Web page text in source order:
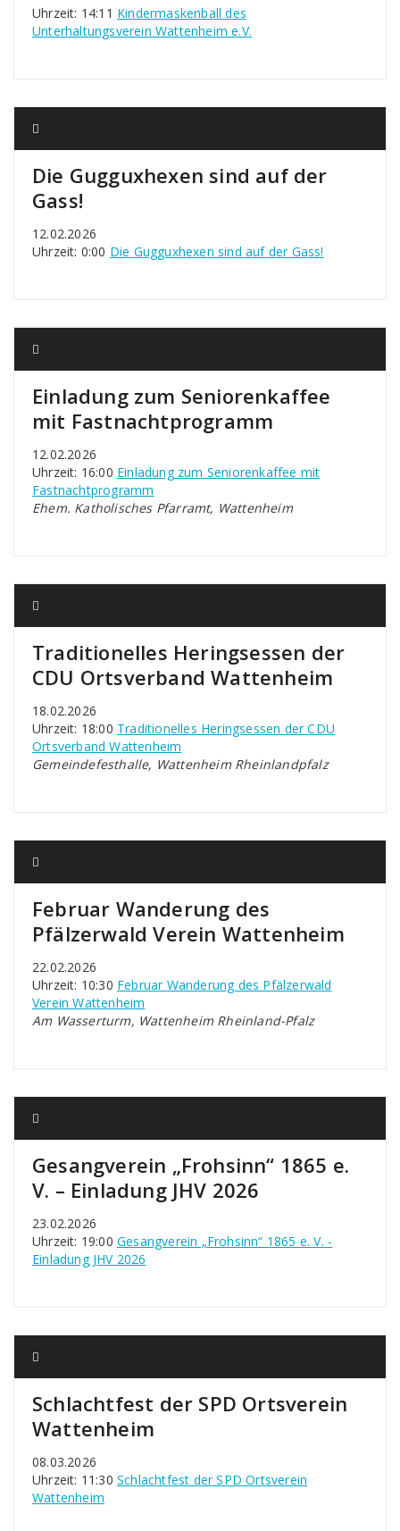
Uhrzeit: 14:11 Kindermaskenball des
Unterhaltungsverein Wattenheim e.V.
Die Gugguxhexen sind auf der
Gass!
12.02.2026
Uhrzeit: 0:00 Die Gugguxhexen sind auf der Gass!
Einladung zum Seniorenkaffee
mit Fastnachtprogramm
12.02.2026
Uhrzeit: 16:00 Einladung zum Seniorenkaffee mit
Fastnachtprogramm
Ehem. Katholisches Pfarramt, Wattenheim
Traditionelles Heringsessen der
CDU Ortsverband Wattenheim
18.02.2026
Uhrzeit: 18:00 Traditionelles Heringsessen der CDU
Ortsverband Wattenheim
Gemeindefesthalle, Wattenheim Rheinlandpfalz
Februar Wanderung des
Pfälzerwald Verein Wattenheim
22.02.2026
Uhrzeit: 10:30 Februar Wanderung des Pfälzerwald
Verein Wattenheim
Am Wasserturm, Wattenheim Rheinland-Pfalz
Gesangverein „Frohsinn“ 1865 e.
V. – Einladung JHV 2026
23.02.2026
Uhrzeit: 19:00 Gesangverein „Frohsinn“ 1865 e. V. -
Einladung JHV 2026
Schlachtfest der SPD Ortsverein
Wattenheim
08.03.2026
Uhrzeit: 11:30 Schlachtfest der SPD Ortsverein
Wattenheim